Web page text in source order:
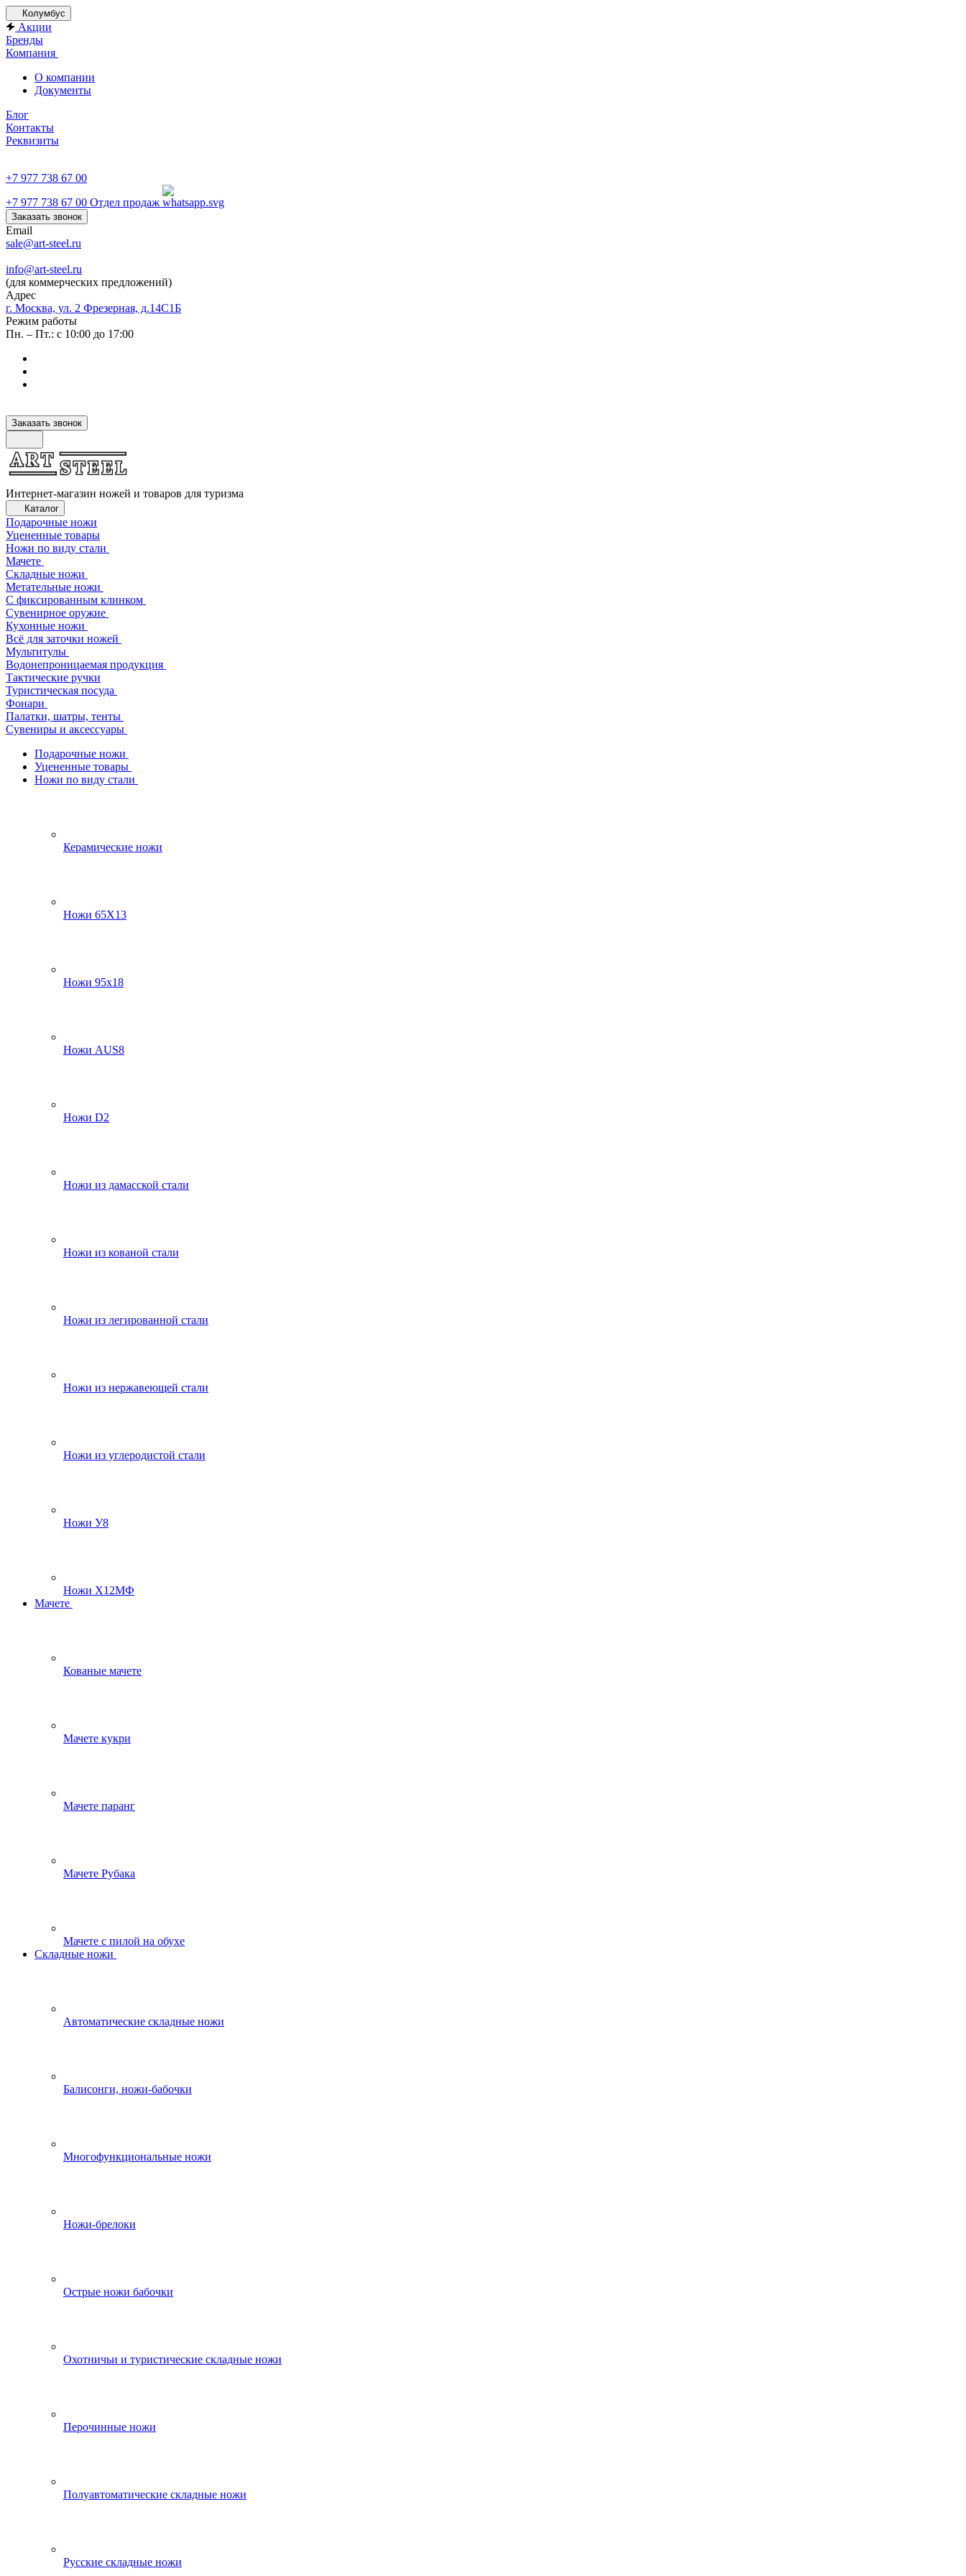
Колумбус
Акции
Бренды
Компания
О компании
Документы
Блог
Контакты
Реквизиты
+7 977 738 67 00
+7 977 738 67 00 Отдел продаж
Заказать звонок
Email
sale@art-steel.ru
info@art-steel.ru
(для коммерческих предложений)
Адрес
г. Москва, ул. 2 Фрезерная, д.14С1Б
Режим работы
Пн. – Пт.: с 10:00 до 17:00
Заказать звонок
Интернет-магазин ножей и товаров для туризма
Каталог
Подарочные ножи
Уцененные товары
Ножи по виду стали
Мачете
Складные ножи
Метательные ножи
С фиксированным клинком
Сувенирное оружие
Кухонные ножи
Всё для заточки ножей
Мультитулы
Водонепроницаемая продукция
Тактические ручки
Туристическая посуда
Фонари
Палатки, шатры, тенты
Сувениры и аксессуары
Подарочные ножи
Уцененные товары
Ножи по виду стали
Керамические ножи
Ножи 65Х13
Ножи 95х18
Ножи AUS8
Ножи D2
Ножи из дамасской стали
Ножи из кованой стали
Ножи из легированной стали
Ножи из нержавеющей стали
Ножи из углеродистой стали
Ножи У8
Ножи Х12МФ
Мачете
Кованые мачете
Мачете кукри
Мачете паранг
Мачете Рубака
Мачете с пилой на обухе
Складные ножи
Автоматические складные ножи
Балисонги, ножи-бабочки
Многофункциональные ножи
Ножи-брелоки
Острые ножи бабочки
Охотничьи и туристические складные ножи
Перочинные ножи
Полуавтоматические складные ножи
Русские складные ножи